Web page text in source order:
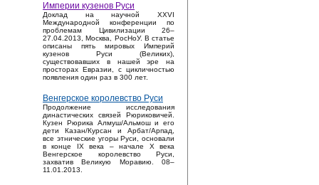
Империи кузенов Руси
Доклад на научной XXVI
Международной конференции по
проблемам Цивилизации 26–
27.04.2013, Москва, РосНоУ. В статье
описаны пять мировых Империй
кузенов Руси (Великих),
существовавших в нашей эре на
просторах Евразии, с цикличностью
появления один раз в 300 лет.
Венгерское королевство Руси
Продолжение исследования
династических связей Рюриковичей.
Кузен Рюрика Алмуш/Альмош и его
дети Казан/Курсан и Арбат/Арпад,
все этнические угоры Руси, основали
в конце IX века – начале X века
Венгерское королевство Руси,
захватив Великую Моравию. 08–
11.01.2013.